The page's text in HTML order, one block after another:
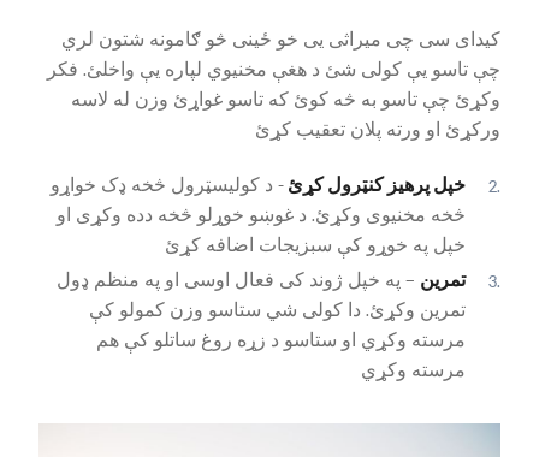
کیدای سی چی میراثی یی خو ځینی څو ګامونه شتون لري
چې تاسو یې کولی شئ د هغې مخنیوي لپاره یې واخلئ. فکر
وکړئ چې تاسو به څه کوئ که تاسو غواړئ وزن له لاسه
ورکړئ او ورته پلان تعقیب کړئ
خپل پرهیز کنټرول کړئ - د کولیسټرول څخه ډک خواړو
څخه مخنیوی وکړئ. د غوښو خوړلو څخه دده وکړی او
خپل په خوړو کې سبزیجات اضافه کړئ
تمرین – په خپل ژوند کی فعال اوسی او په منظم ډول
تمرین وکړئ. دا کولی شي ستاسو وزن کمولو کې
مرسته وکړي او ستاسو د زړه روغ ساتلو کې هم
مرسته وکړي